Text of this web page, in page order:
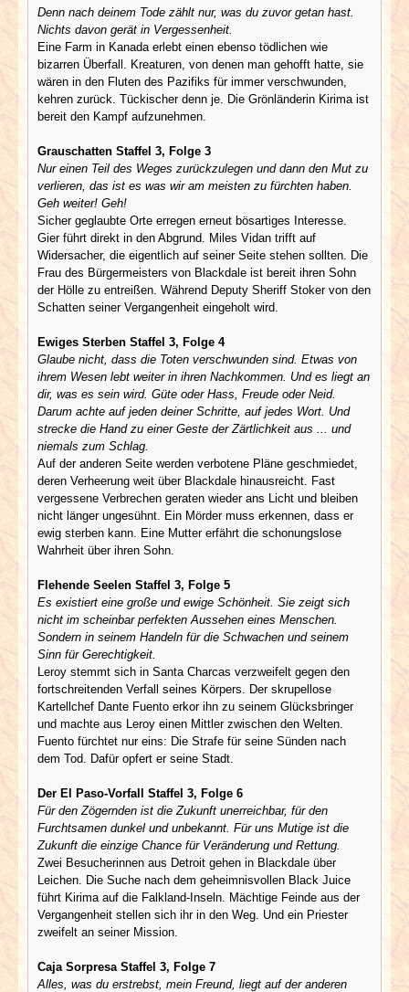
Denn nach deinem Tode zählt nur, was du zuvor getan hast.
Nichts davon gerät in Vergessenheit.
Eine Farm in Kanada erlebt einen ebenso tödlichen wie
bizarren Überfall. Kreaturen, von denen man gehofft hatte, sie
wären in den Fluten des Pazifiks für immer verschwunden,
kehren zurück. Tückischer denn je. Die Grönländerin Kirima ist
bereit den Kampf aufzunehmen.
Grauschatten Staffel 3, Folge 3
Nur einen Teil des Weges zurückzulegen und dann den Mut zu
verlieren, das ist es was wir am meisten zu fürchten haben.
Geh weiter! Geh!
Sicher geglaubte Orte erregen erneut bösartiges Interesse.
Gier führt direkt in den Abgrund. Miles Vidan trifft auf
Widersacher, die eigentlich auf seiner Seite stehen sollten. Die
Frau des Bürgermeisters von Blackdale ist bereit ihren Sohn
der Hölle zu entreißen. Während Deputy Sheriff Stoker von den
Schatten seiner Vergangenheit eingeholt wird.
Ewiges Sterben Staffel 3, Folge 4
Glaube nicht, dass die Toten verschwunden sind. Etwas von
ihrem Wesen lebt weiter in ihren Nachkommen. Und es liegt an
dir, was es sein wird. Güte oder Hass, Freude oder Neid.
Darum achte auf jeden deiner Schritte, auf jedes Wort. Und
strecke die Hand zu einer Geste der Zärtlichkeit aus ... und
niemals zum Schlag.
Auf der anderen Seite werden verbotene Pläne geschmiedet,
deren Verheerung weit über Blackdale hinausreicht. Fast
vergessene Verbrechen geraten wieder ans Licht und bleiben
nicht länger ungesühnt. Ein Mörder muss erkennen, dass er
ewig sterben kann. Eine Mutter erfährt die schonungslose
Wahrheit über ihren Sohn.
Flehende Seelen Staffel 3, Folge 5
Es existiert eine große und ewige Schönheit. Sie zeigt sich
nicht im scheinbar perfekten Aussehen eines Menschen.
Sondern in seinem Handeln für die Schwachen und seinem
Sinn für Gerechtigkeit.
Leroy stemmt sich in Santa Charcas verzweifelt gegen den
fortschreitenden Verfall seines Körpers. Der skrupellose
Kartellchef Dante Fuento erkor ihn zu seinem Glücksbringer
und machte aus Leroy einen Mittler zwischen den Welten.
Fuento fürchtet nur eins: Die Strafe für seine Sünden nach
dem Tod. Dafür opfert er seine Stadt.
Der El Paso-Vorfall Staffel 3, Folge 6
Für den Zögernden ist die Zukunft unerreichbar, für den
Furchtsamen dunkel und unbekannt. Für uns Mutige ist die
Zukunft die einzige Chance für Veränderung und Rettung.
Zwei Besucherinnen aus Detroit gehen in Blackdale über
Leichen. Die Suche nach dem geheimnisvollen Black Juice
führt Kirima auf die Falkland-Inseln. Mächtige Feinde aus der
Vergangenheit stellen sich ihr in den Weg. Und ein Priester
zweifelt an seiner Mission.
Caja Sorpresa Staffel 3, Folge 7
Alles, was du erstrebst, mein Freund, liegt auf der anderen